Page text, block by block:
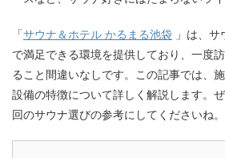
「サウナ＆ホテル かるまる池袋 」は、
で満足できる環境を提供しており、一度
ること間違いなしです。この記事では、
設備の特徴について詳しく解説します。
回のサウナ選びの参考にしてくださいね。